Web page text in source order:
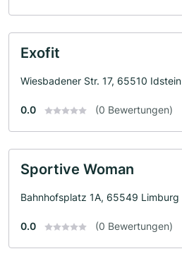
Exofit
Wiesbadener Str. 17, 65510 Idstein
0.0 (0 Bewertungen)
Sportive Woman
Bahnhofsplatz 1A, 65549 Limburg
0.0 (0 Bewertungen)